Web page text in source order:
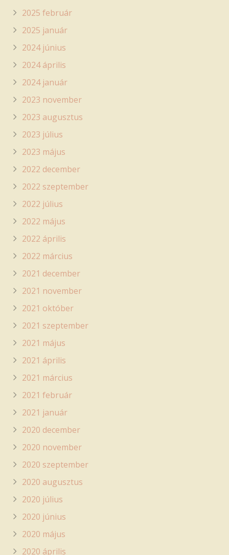
2025 február
2025 január
2024 június
2024 április
2024 január
2023 november
2023 augusztus
2023 július
2023 május
2022 december
2022 szeptember
2022 július
2022 május
2022 április
2022 március
2021 december
2021 november
2021 október
2021 szeptember
2021 május
2021 április
2021 március
2021 február
2021 január
2020 december
2020 november
2020 szeptember
2020 augusztus
2020 július
2020 június
2020 május
2020 április